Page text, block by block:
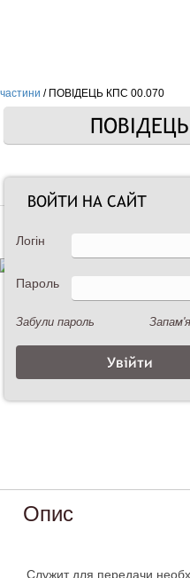
частини / ПОВІДЕЦЬ КПС 00.070
Опис
Служит для передачи
ВОЙТИ НА САЙТ
Логін
Пароль
Забули пароль